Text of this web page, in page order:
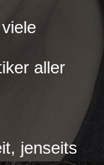
aller
jenseits